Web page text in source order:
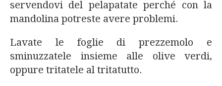
servendovi del pelapatate perché con la
mandolina potreste avere problemi.
Lavate le foglie di prezzemolo e
sminuzzatele insieme alle olive verdi,
oppure tritatele al tritatutto.